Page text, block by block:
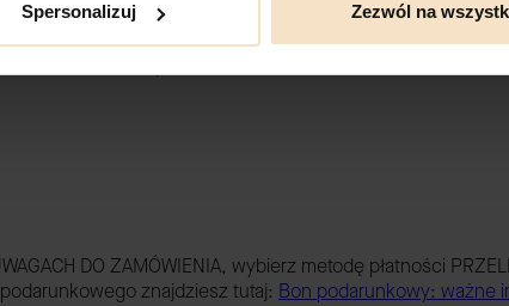
Spersonalizuj Zezwól na
dane do przelewu.
DO ZAMÓWIENIA, wybierz metodę płatności
znajdziesz tutaj: Bon podarunkowy: ważne